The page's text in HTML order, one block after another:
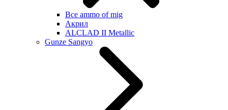
Все ammo of mig
Акрил
ALCLAD II Metallic
Gunze Sangyo